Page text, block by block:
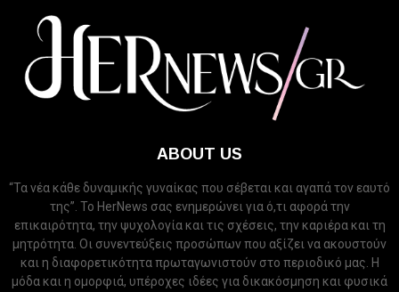
ABOUT US
“Τα νέα κάθε δυναμικής γυναίκας που σέβεται και αγαπά τον εαυτό
της”. Το HerNews σας ενημερώνει για ό,τι αφορά την
επικαιρότητα, την ψυχολογία και τις σχέσεις, την καριέρα και τη
μητρότητα. Οι συνεντεύξεις προσώπων που αξίζει να ακουστούν
και η διαφορετικότητα πρωταγωνιστούν στο περιοδικό μας. Η
μόδα και η ομορφιά, υπέροχες ιδέες για δικακόσμηση και φυσικά